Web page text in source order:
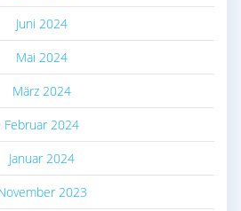
Juni 2024
Mai 2024
März 2024
Februar 2024
Januar 2024
2023